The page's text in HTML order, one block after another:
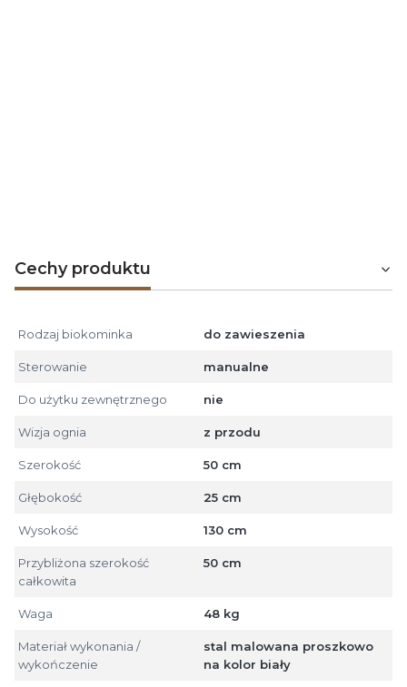
Cechy produktu
Rodzaj biokominka do zawieszenia
Sterowanie manualne
Do użytku zewnętrznego nie
Wizja ognia z przodu
Szerokość 50 cm
Głębokość 25 cm
Wysokość 130 cm
Przybliżona szerokość
całkowita
50 cm
Waga 48 kg
Materiał wykonania /
wykończenie
stal malowana proszkowo
na kolor biały